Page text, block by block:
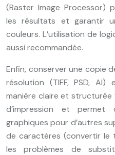
(Raster Image Processor)
les résultats et garantir
couleurs. L’utilisation de
aussi recommandée.
Enfin, conserver une copie
résolution (TIFF, PSD,
manière claire et
d’impression et permet
graphiques pour d’autres
de caractères (convertir le
les problèmes de